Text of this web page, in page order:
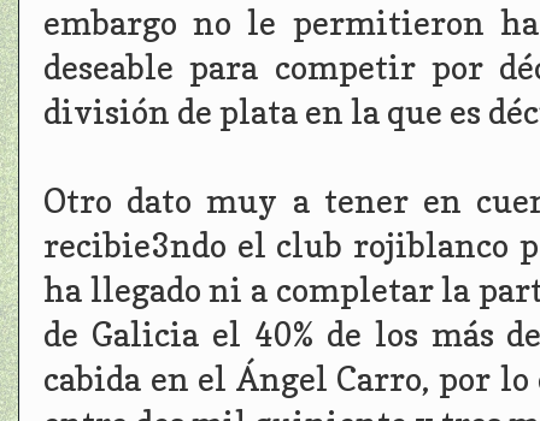
embargo no le permitieron
deseable para competir por
división de plata en la que es
Otro dato muy a tener en
recibie3ndo el club rojiblanco
ha llegado ni a completar la
de Galicia el 40% de los más
cabida en el Ángel Carro, por